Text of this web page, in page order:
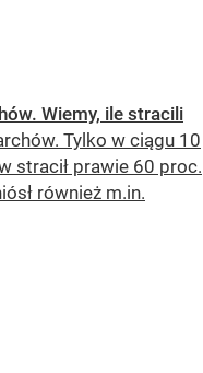
Wiemy, ile stracili
Tylko w ciągu 10
stracił prawie 60 proc.
również m.in.